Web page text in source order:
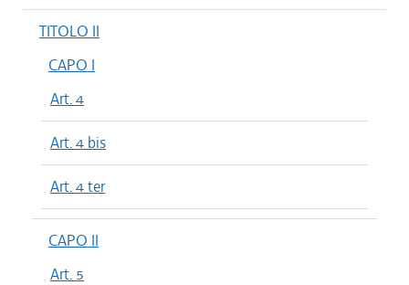
TITOLO II
CAPO I
Art. 4
Art. 4 bis
Art. 4 ter
CAPO II
Art. 5